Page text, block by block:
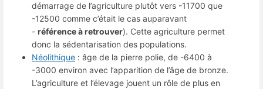
démarrage de l’agriculture plutôt vers -11700 que
-12500 comme c’était le cas auparavant
- référence à retrouver). Cette agriculture permet
donc la sédentarisation des populations.
Néolithique : âge de la pierre polie, de -6400 à
-3000 environ avec l’apparition de l’âge de bronze.
L’agriculture et l’élevage jouent un rôle de plus en